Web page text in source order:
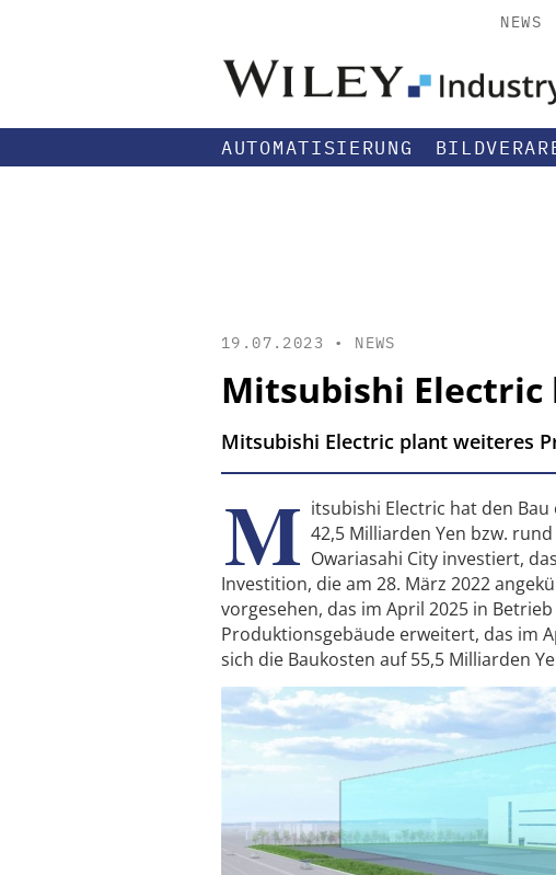
NEWS
AUTOMATISIERUNG
19.07.2023 • NEWS
Mitsubishi
Mitsubishi Electric plant weiteres
M itsubishi Electric hat den
42,5 Milliarden Yen bzw.
Owariasahi City investiert,
Investition, die am 28. März 2022
vorgesehen, das im April 2025 in
Produktionsgebäude erweitert, das im
sich die Baukosten auf 55,5 Milliarden